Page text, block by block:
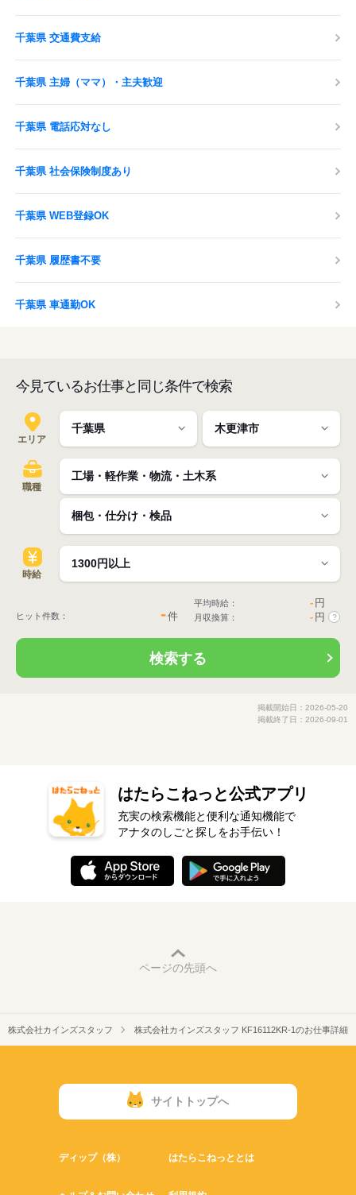
千葉県 交通費支給
千葉県 主婦（ママ）・主夫歓迎
千葉県 電話応対なし
千葉県 社会保険制度あり
千葉県 WEB登録OK
千葉県 履歴書不要
千葉県 車通勤OK
今見ているお仕事と同じ条件で検索
エリア
職種
時給
ヒット件数： -件
平均時給： - 円
月収換算： - 円 ?
検索する
掲載開始日：2026-05-20
掲載終了日：2026-09-01
はたらこねっと公式アプリ
充実の検索機能と便利な通知機能で
アナタのしごと探しをお手伝い！
ページの先頭へ
株式会社カインズスタッフ 株式会社カインズスタッフ KF16112KR-1のお仕事詳細
サイトトップへ
ディップ（株） はたらこねっととは